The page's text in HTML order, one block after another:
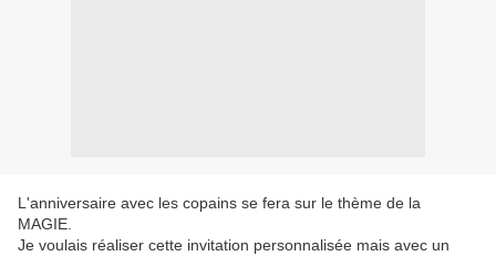
L'anniversaire avec les copains se fera sur le thème de la
MAGIE.
Je voulais réaliser cette invitation personnalisée mais avec un